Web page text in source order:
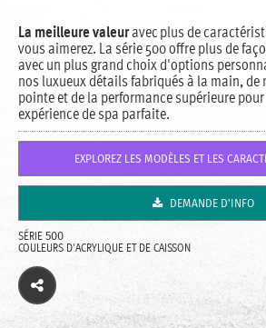
La meilleure valeuravec plus de
vous aimerez. La série 500 offre plus de
avec un plus grand choix d'options
nos luxueux détails fabriqués à la main, de
pointe et de la performance supérieure
expérience de spa parfaite.
EXPLOREZ LES MODÈLES ET LES
DEMANDE D'INFO
SÉRIE500
COULEURS D'ACRYLIQUE ET DE CAISSON